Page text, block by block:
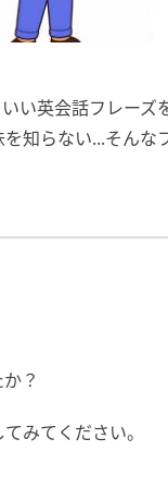
い英会話フレー
知らない...そんな
？
みてください。